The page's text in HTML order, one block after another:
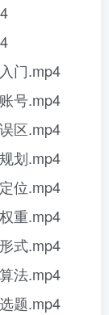
门.mp4
号.mp4
区.mp4
划.mp4
位.mp4
重.mp4
式.mp4
法.mp4
题.mp4